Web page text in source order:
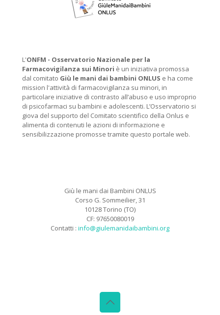
L'ONFM - Osservatorio Nazionale per la
Farmacovigilanza sui Minori è un iniziativa promossa
dal comitato Giù le mani dai bambini ONLUS e ha come
mission l'attività di farmacovigilanza su minori, in
particolare iniziative di contrasto all’abuso e uso improprio
di psicofarmaci su bambini e adolescenti. L’Osservatorio si
giova del supporto del Comitato scientifico della Onlus e
alimenta di contenuti le azioni di informazione e
sensibilizzazione promosse tramite questo portale web.
Giù le mani dai Bambini ONLUS
Corso G. Sommeilier, 31
10128 Torino (TO)
CF: 97650080019
Contatti : info@giulemanidaibambini.org